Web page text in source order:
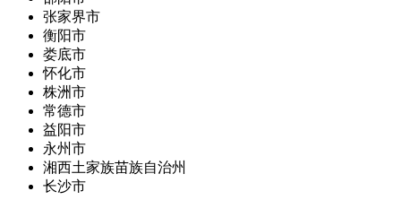
张家界市
衡阳市
娄底市
怀化市
株洲市
常德市
益阳市
永州市
湘西土家族苗族自治州
长沙市